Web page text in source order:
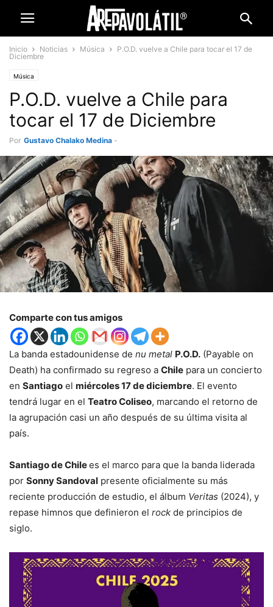
Inicio Noticias Música
P.O.D. vuelve a Chile para tocar el 17 de
Diciembre
Música
P.O.D. vuelve a Chile para
tocar el 17 de Diciembre
Por Gustavo Chalako Medina -
Comparte con tus amigos
La banda estadounidense de nu metal P.O.D. (Payable on
Death) ha confirmado su regreso a Chile para un concierto
en Santiago el miércoles 17 de diciembre. El evento
tendrá lugar en el Teatro Coliseo, marcando el retorno de
la agrupación casi un año después de su última visita al
país.
Santiago de Chilees el marco para que la banda liderada
por Sonny Sandoval presente oficialmente su más
reciente producción de estudio, el álbum Veritas (2024), y
repase himnos que definieron el rock de principios de
siglo.